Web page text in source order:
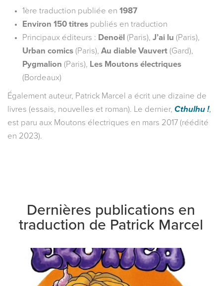
1ère traduction publiée en 1987
Environ 150 titres publiés en traduction
Principaux éditeurs : Denoël (Paris), J’ai lu (Paris),
Urban comics (Paris), Au diable Vauvert (Gard),
Pygmalion (Paris), Les Moutons électriques
(Bordeaux)
Également auteur, Patrick Marcel a écrit une dizaine de
livres (essais, nouvelles et roman). Le dernier, Cthulhu !,
est paru aux Moutons électriques en mars 2017 (réédité
en 2023).
Dernières publications en
traduction de Patrick Marcel